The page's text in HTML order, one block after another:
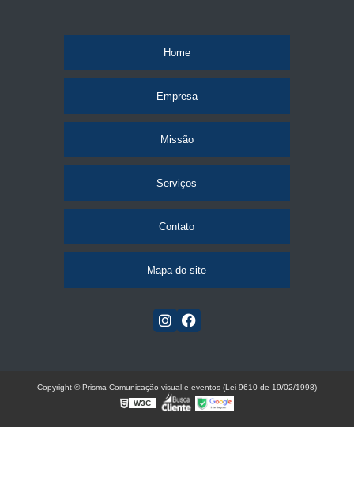
Home
Empresa
Missão
Serviços
Contato
Mapa do site
Copyright © Prisma Comunicação visual e eventos (Lei 9610 de 19/02/1998)
W3C